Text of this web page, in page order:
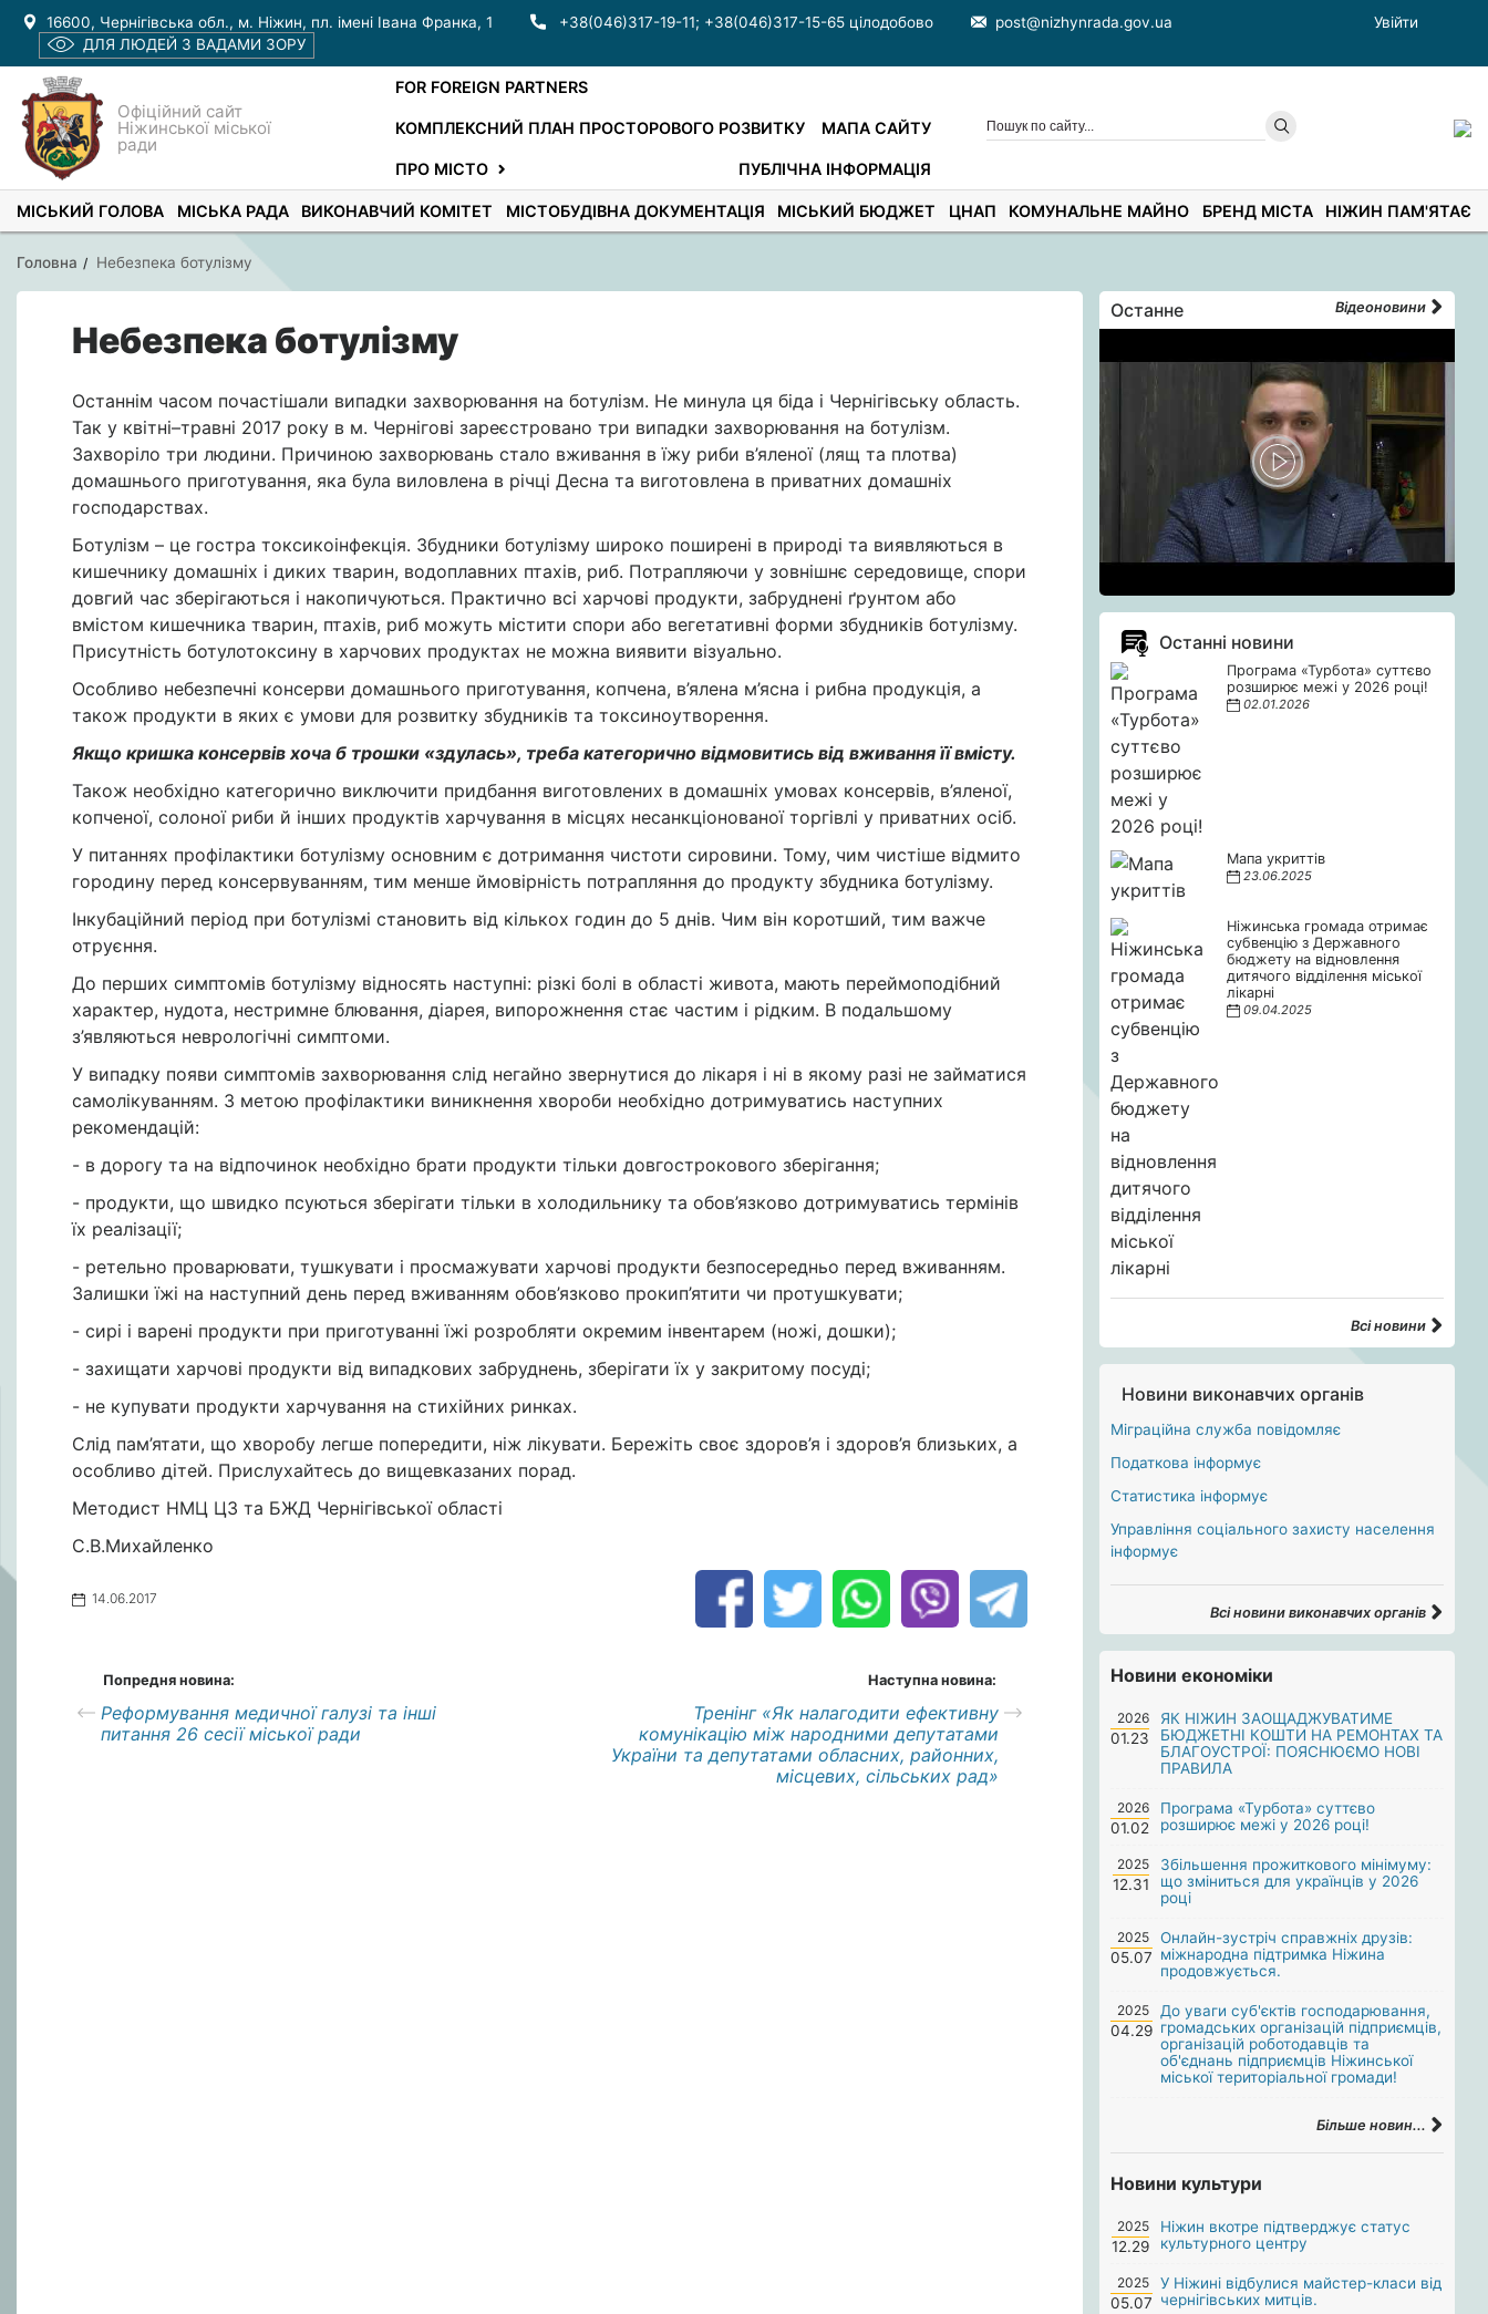
16600, Чернігівська обл., м. Ніжин, пл. імені Івана Франка, 1 +38(046)317-19-11; +38(046)317-15-65 цілодобово post@nizhynrada.gov.ua
Увійти
ДЛЯ ЛЮДЕЙ З ВАДАМИ ЗОРУ
Офіційний сайт
Ніжинської міської
ради
FOR FOREIGN PARTNERS
КОМПЛЕКСНИЙ ПЛАН ПРОСТОРОВОГО РОЗВИТКУ МАПА САЙТУ
ПРО МІСТО ПУБЛІЧНА ІНФОРМАЦІЯ
МІСЬКИЙ ГОЛОВА МІСЬКА РАДА ВИКОНАВЧИЙ КОМІТЕТ МІСТОБУДІВНА ДОКУМЕНТАЦІЯ МІСЬКИЙ БЮДЖЕТ ЦНАП КОМУНАЛЬНЕ МАЙНО БРЕНД МІСТА НІЖИН ПАМ'ЯТАЄ
Головна Небезпека ботулізму
Небезпека ботулізму
Останнім часом почастішали випадки захворювання на ботулізм. Не минула ця біда і Чернігівську область.
Так у квітні–травні 2017 року в м. Чернігові зареєстровано три випадки захворювання на ботулізм.
Захворіло три людини. Причиною захворювань стало вживання в їжу риби в’яленої (лящ та плотва)
домашнього приготування, яка була виловлена в річці Десна та виготовлена в приватних домашніх
господарствах.
Ботулізм – це гостра токсикоінфекція. Збудники ботулізму широко поширені в природі та виявляються в
кишечнику домашніх і диких тварин, водоплавних птахів, риб. Потрапляючи у зовнішнє середовище, спори
довгий час зберігаються і накопичуються. Практично всі харчові продукти, забруднені ґрунтом або
вмістом кишечника тварин, птахів, риб можуть містити спори або вегетативні форми збудників ботулізму.
Присутність ботулотоксину в харчових продуктах не можна виявити візуально.
Особливо небезпечні консерви домашнього приготування, копчена, в’ялена м’ясна і рибна продукція, а
також продукти в яких є умови для розвитку збудників та токсиноутворення.
Якщо кришка консервів хоча б трошки «здулась», треба категорично відмовитись від вживання її вмісту.
Також необхідно категорично виключити придбання виготовлених в домашніх умовах консервів, в’яленої,
копченої, солоної риби й інших продуктів харчування в місцях несанкціонованої торгівлі у приватних осіб.
У питаннях профілактики ботулізму основним є дотримання чистоти сировини. Тому, чим чистіше відмито
городину перед консервуванням, тим менше ймовірність потрапляння до продукту збудника ботулізму.
Інкубаційний період при ботулізмі становить від кількох годин до 5 днів. Чим він коротший, тим важче
отруєння.
До перших симптомів ботулізму відносять наступні: різкі болі в області живота, мають переймоподібний
характер, нудота, нестримне блювання, діарея, випорожнення стає частим і рідким. В подальшому
з’являються неврологічні симптоми.
У випадку появи симптомів захворювання слід негайно звернутися до лікаря і ні в якому разі не займатися
самолікуванням. З метою профілактики виникнення хвороби необхідно дотримуватись наступних
рекомендацій:
- в дорогу та на відпочинок необхідно брати продукти тільки довгострокового зберігання;
- продукти, що швидко псуються зберігати тільки в холодильнику та обов’язково дотримуватись термінів
їх реалізації;
- ретельно проварювати, тушкувати і просмажувати харчові продукти безпосередньо перед вживанням.
Залишки їжі на наступний день перед вживанням обов’язково прокип’ятити чи протушкувати;
- сирі і варені продукти при приготуванні їжі розробляти окремим інвентарем (ножі, дошки);
- захищати харчові продукти від випадкових забруднень, зберігати їх у закритому посуді;
- не купувати продукти харчування на стихійних ринках.
Слід пам’ятати, що хворобу легше попередити, ніж лікувати. Бережіть своє здоров’я і здоров’я близьких, а
особливо дітей. Прислухайтесь до вищевказаних порад.
Методист НМЦ ЦЗ та БЖД Чернігівської області
С.В.Михайленко
14.06.2017
Попредня новина:
Реформування медичної галузі та інші
питання 26 сесії міської ради
Наступна новина:
Тренінг «Як налагодити ефективну
комунікацію між народними депутатами
України та депутатами обласних, районних,
місцевих, сільських рад»
Останне Відеоновини
Останні новини
Програма «Турбота» суттєво
розширює межі у 2026 році!
02.01.2026
Мапа укриттів
23.06.2025
Ніжинська громада отримає
субвенцію з Державного
бюджету на відновлення
дитячого відділення міської
лікарні
09.04.2025
Всі новини
Новини виконавчих органів
Міграційна служба повідомляє
Податкова інформує
Статистика інформує
Управління соціального захисту населення
інформує
Всі новини виконавчих органів
Новини економіки
2026
01.23
ЯК НІЖИН ЗАОЩАДЖУВАТИМЕ
БЮДЖЕТНІ КОШТИ НА РЕМОНТАХ ТА
БЛАГОУСТРОЇ: ПОЯСНЮЄМО НОВІ
ПРАВИЛА
2026
01.02
Програма «Турбота» суттєво
розширює межі у 2026 році!
2025
12.31
Збільшення прожиткового мінімуму:
що зміниться для українців у 2026
році
2025
05.07
Онлайн-зустріч справжніх друзів:
міжнародна підтримка Ніжина
продовжується.
2025
04.29
До уваги суб'єктів господарювання,
громадських організацій підприємців,
організацій роботодавців та
об'єднань підприємців Ніжинської
міської територіальної громади!
Більше новин...
Новини культури
2025
12.29
Ніжин вкотре підтверджує статус
культурного центру
2025
05.07
У Ніжині відбулися майстер-класи від
чернігівських митців.